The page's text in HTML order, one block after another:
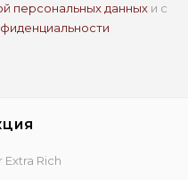
персональных данныхи с
Extra Rich